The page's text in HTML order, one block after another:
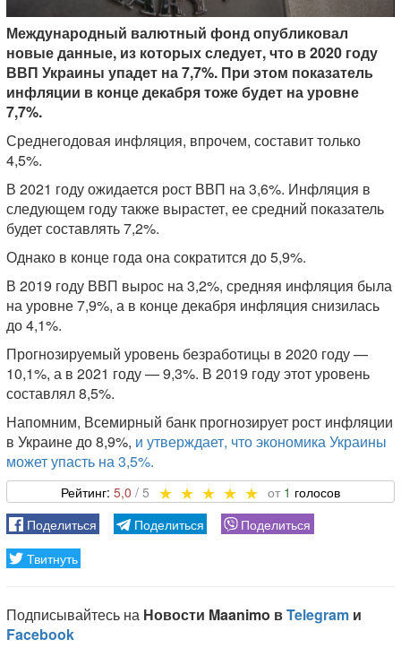
Международный валютный фонд опубликовал
новые данные, из которых следует, что в 2020 году
ВВП Украины упадет на 7,7%. При этом показатель
инфляции в конце декабря тоже будет на уровне
7,7%.
Среднегодовая инфляция, впрочем, составит только
4,5%.
В 2021 году ожидается рост ВВП на 3,6%. Инфляция в
следующем году также вырастет, ее средний показатель
будет составлять 7,2%.
Однако в конце года она сократится до 5,9%.
В 2019 году ВВП вырос на 3,2%, средняя инфляция была
на уровне 7,9%, а в конце декабря инфляция снизилась
до 4,1%.
Прогнозируемый уровень безработицы в 2020 году —
10,1%, а в 2021 году — 9,3%. В 2019 году этот уровень
составлял 8,5%.
Напомним, Всемирный банк прогнозирует рост инфляции
в Украине до 8,9%, и утверждает, что экономика Украины
может упасть на 3,5%.
5,0 1